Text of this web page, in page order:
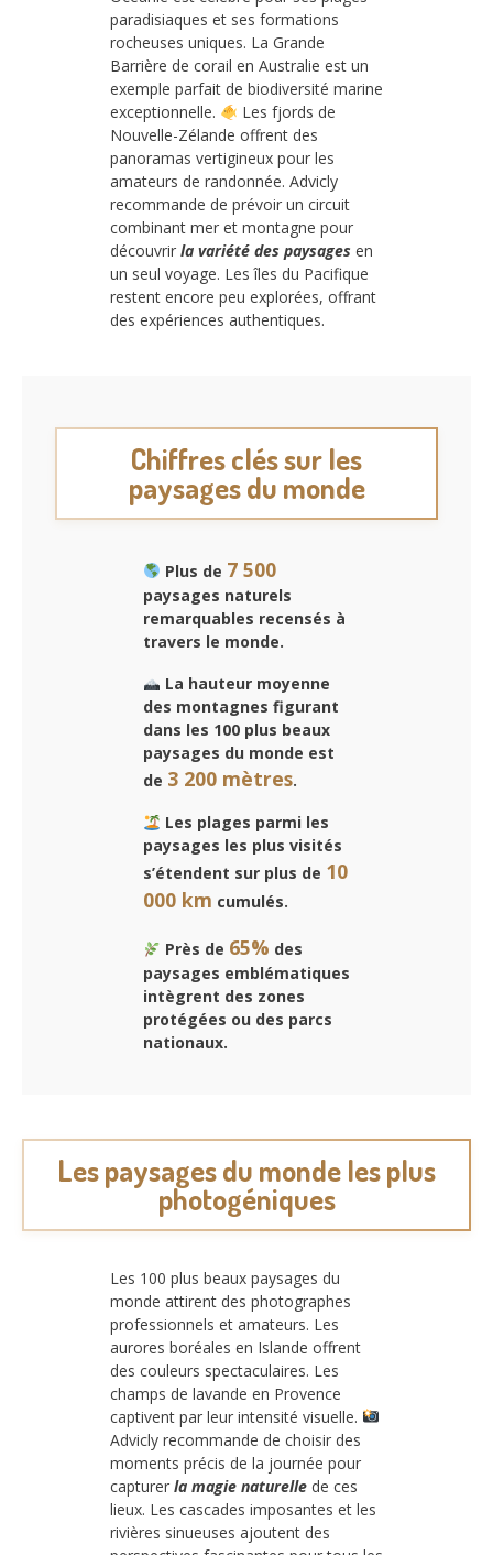
paradisiaques et ses formations
rocheuses uniques. La Grande
Barrière de corail en Australie est un
exemple parfait de biodiversité marine
exceptionnelle.
Les fjords de
Nouvelle-Zélande offrent des
panoramas vertigineux pour les
amateurs de randonnée. Advicly
recommande de prévoir un circuit
combinant mer et montagne pour
découvrir la variété des paysages en
un seul voyage. Les îles du Pacifique
restent encore peu explorées, offrant
des expériences authentiques.
Chiffres clés sur les
paysages du monde
Plus de 7 500
paysages naturels
remarquables recensés à
travers le monde.
La hauteur moyenne
des montagnes figurant
dans les 100 plus beaux
paysages du monde est
de 3 200 mètres.
Les plages parmi les
paysages les plus visités
s’étendent sur plus de 10
000 km cumulés.
Près de 65% des
paysages emblématiques
intègrent des zones
protégées ou des parcs
nationaux.
Les paysages du monde les plus
photogéniques
Les 100 plus beaux paysages du
monde attirent des photographes
professionnels et amateurs. Les
aurores boréales en Islande offrent
des couleurs spectaculaires. Les
champs de lavande en Provence
captivent par leur intensité visuelle.
Advicly recommande de choisir des
moments précis de la journée pour
capturer la magie naturelle de ces
lieux. Les cascades imposantes et les
rivières sinueuses ajoutent des